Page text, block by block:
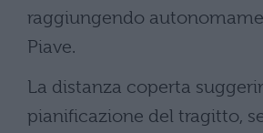
raggiungendo
Piave.
La distanza coperta
pianificazione del tragitto,